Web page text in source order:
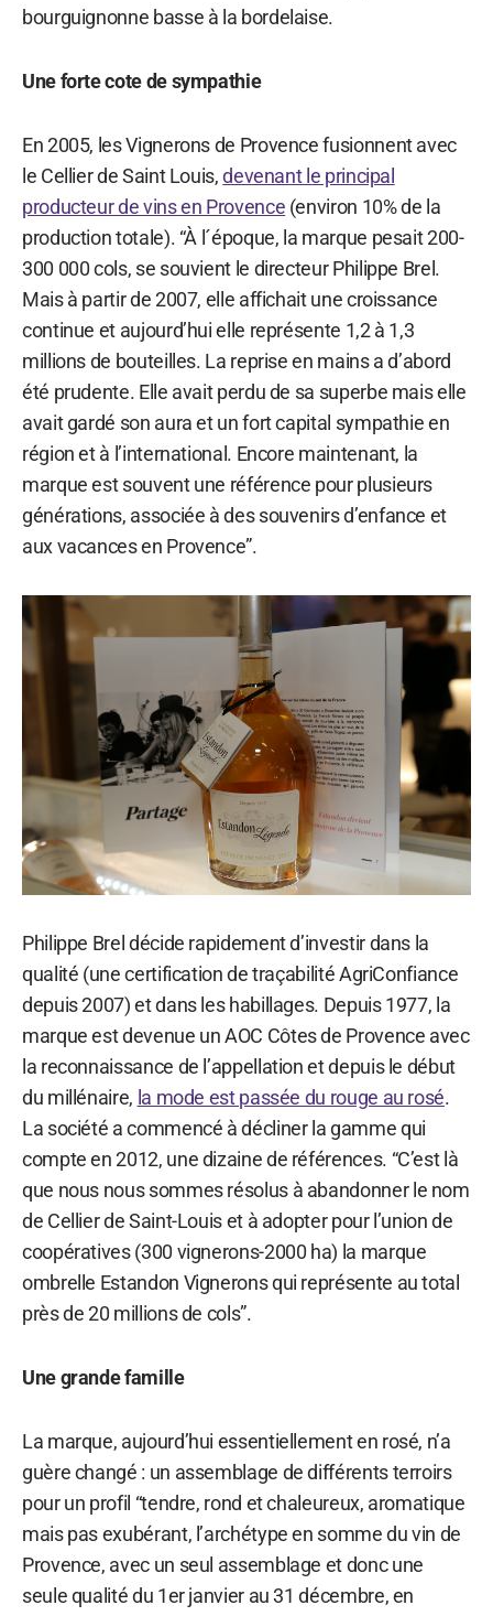
bourguignonne basse à la bordelaise.
Une forte cote de sympathie
En 2005, les Vignerons de Provence fusionnent avec
le Cellier de Saint Louis,devenant le principal
producteur de vins en Provence (environ 10% de la
production totale). “À l´époque, la marque pesait 200-
300 000 cols, se souvient le directeur Philippe Brel.
Mais à partir de 2007, elle affichait une croissance
continue et aujourd’hui elle représente 1,2 à 1,3
millions de bouteilles. La reprise en mains a d’abord
été prudente. Elle avait perdu de sa superbe mais elle
avait gardé son aura et un fort capital sympathie en
région et à l’international. Encore maintenant, la
marque est souvent une référence pour plusieurs
générations, associée à des souvenirs d’enfance et
aux vacances en Provence”.
Philippe Brel décide rapidement d’investir dans la
qualité (une certification de traçabilité AgriConfiance
depuis 2007) et dans les habillages. Depuis 1977, la
marque est devenue un AOC Côtes de Provence avec
la reconnaissance de l’appellation et depuis le début
du millénaire, la mode est passée du rouge au rosé.
La société a commencé à décliner la gamme qui
compte en 2012, une dizaine de références. “C’est là
que nous nous sommes résolus à abandonner le nom
de Cellier de Saint-Louis et à adopter pour l’union de
coopératives (300 vignerons-2000 ha) la marque
ombrelle Estandon Vignerons qui représente au total
près de 20 millions de cols”.
Une grande famille
La marque, aujourd’hui essentiellement en rosé, n’a
guère changé : un assemblage de différents terroirs
pour un profil “tendre, rond et chaleureux, aromatique
mais pas exubérant, l’archétype en somme du vin de
Provence, avec un seul assemblage et donc une
seule qualité du 1er janvier au 31 décembre, en